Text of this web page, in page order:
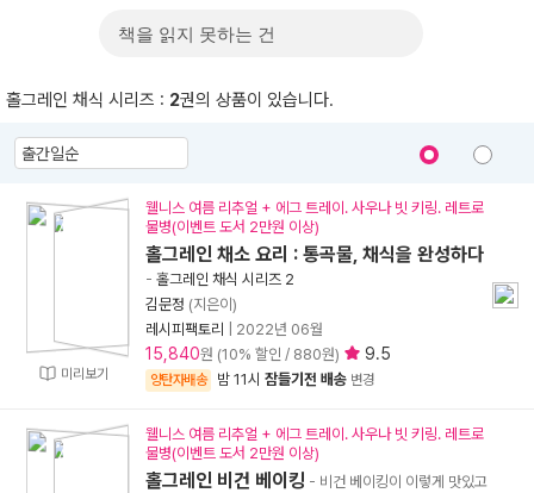
홀그레인 채식 시리즈 : 2권의 상품이 있습니다.
미리보기
웰니스 여름 리추얼 + 에그 트레이. 사우나 빗 키링. 레트로
물병(이벤트 도서 2만원 이상)
홀그레인 채소 요리 : 통곡물, 채식을 완성하다
- 홀그레인 채식 시리즈 2
김문정 (지은이)
레시피팩토리
2022년 06월
15,840원 (10% 할인 / 880원) 9.5
양탄자배송 밤 11시 잠들기전 배송 변경
웰니스 여름 리추얼 + 에그 트레이. 사우나 빗 키링. 레트로
물병(이벤트 도서 2만원 이상)
홀그레인 비건 베이킹 - 비건 베이킹이 이렇게 맛있고